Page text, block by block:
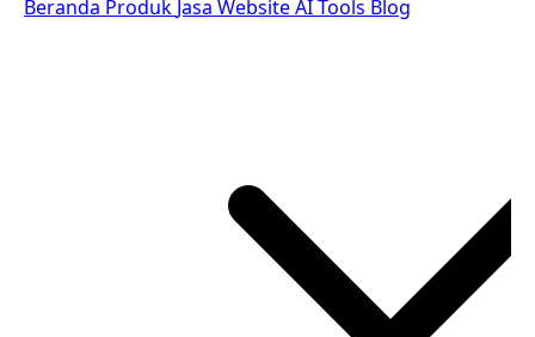
Beranda Produk Jasa WebsiteAI Tools Blog